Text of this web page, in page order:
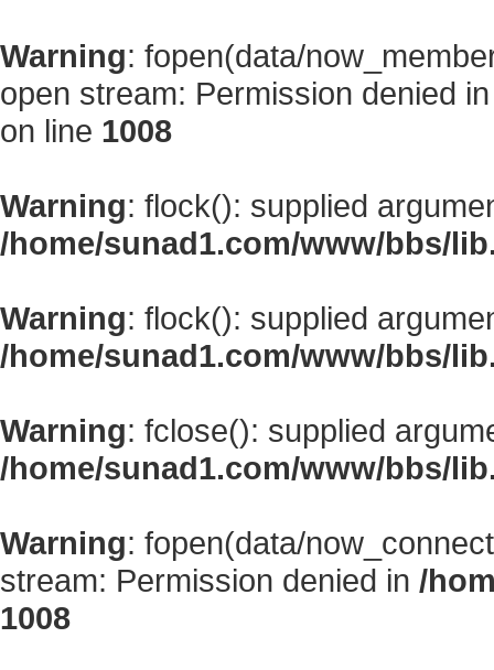
Warning: fopen(data/
open stream: Permission denied
on line 1008
Warning: flock(): supplied
/home/sunad1.com/www/bbs/
Warning: flock(): supplied
/home/sunad1.com/www/bbs/
Warning: fclose(): supplied
/home/sunad1.com/www/bbs/
Warning: fopen(data/
stream: Permission denied in /
1008